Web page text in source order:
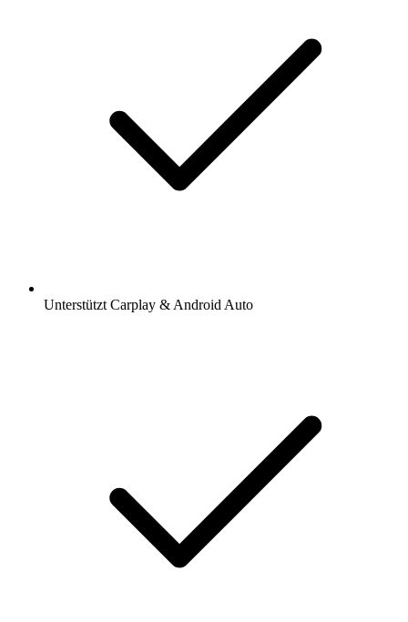
Unterstützt Carplay & Android Auto